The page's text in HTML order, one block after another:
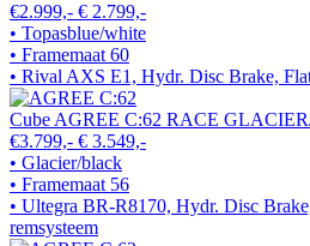
€2.999,- € 2.799,-
• Topasblue/white
• Framemaat 60
• Rival AXS E1, Hydr. Disc Brake,
Cube AGREE C:62 RACE
€3.799,- € 3.549,-
• Glacier/black
• Framemaat 56
• Ultegra BR-R8170, Hydr. Disc
remsysteem